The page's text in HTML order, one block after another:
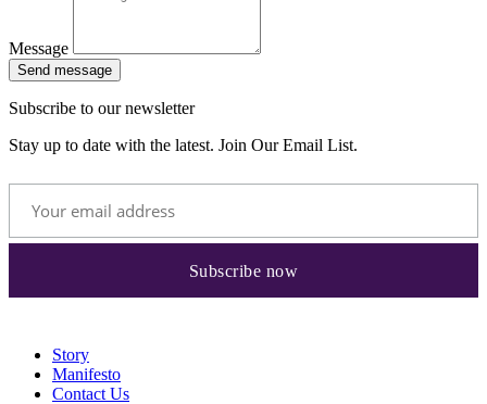
Message
Send message
Subscribe to our newsletter
Stay up to date with the latest. Join Our Email List.
Story
Manifesto
Contact Us